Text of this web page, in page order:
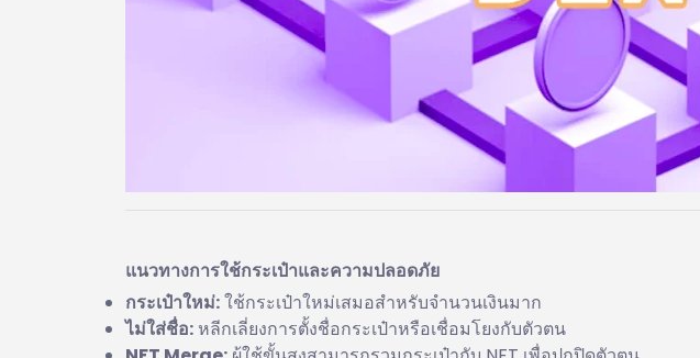
แนวทางการใช้กระเป๋าและความปลอดภัย
กระเป๋าใหม่:ใช้กระเป๋าใหม่เสมอสำหรับจำนวนเงินมาก
ไม่ใส่ชื่อ: หลีกเลี่ยงการตั้งชื่อกระเป๋าหรือเชื่อมโยงกับตัวตน